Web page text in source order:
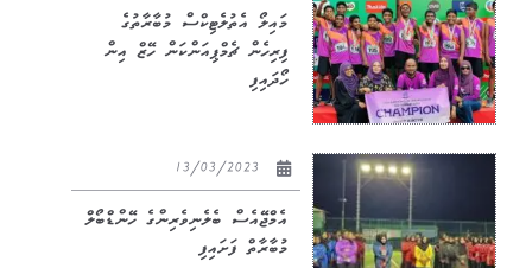
މައިލޯ އެތުލެޓިކްސް މުބާރާތުގެ
ފިރިހެން ޗެމްޕިއަންކަން ހޭޒް އިން
ހޯދައިފި
އެމްޖޭއެސް ބެލެނިވެރިންގެ ހޭންޑްބޯލް
މުބާރާތް ފަށައިފި